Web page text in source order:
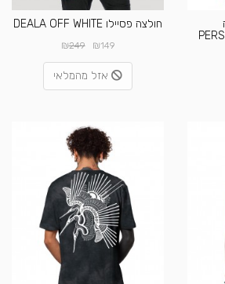
חולצה פסיילו DEALA OFF WHITE
₪149
₪249
אזל מהמלאי